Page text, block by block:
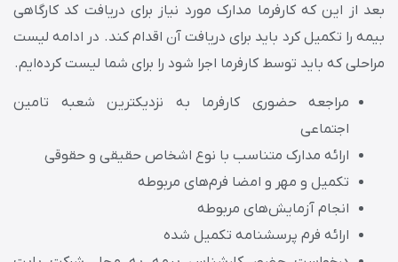
بعد از این که کارفرما مدارک مورد نیاز برای دریافت کد کارگاهی
بیمه را تکمیل کرد باید برای دریافت آن اقدام کند. در ادامه لیست
مراحلی که باید توسط کارفرما اجرا شود را برای شما لیست کرده‌ایم.
مراجعه حضوری کارفرما به نزدیکترین شعبه تامین
اجتماعی
ارائه مدارک متناسب با نوع اشخاص حقیقی و حقوقی
تکمیل و مهر و امضا فرم‌های مربوطه
انجام آزمایش‌‌های مربوطه
ارائه فرم پرسشنامه تکمیل شده